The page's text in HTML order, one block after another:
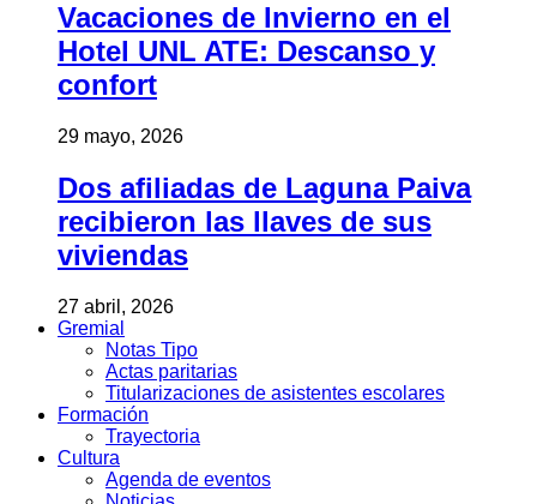
Vacaciones de Invierno en el
Hotel UNL ATE: Descanso y
confort
29 mayo, 2026
Dos afiliadas de Laguna Paiva
recibieron las llaves de sus
viviendas
27 abril, 2026
Gremial
Notas Tipo
Actas paritarias
Titularizaciones de asistentes escolares
Formación
Trayectoria
Cultura
Agenda de eventos